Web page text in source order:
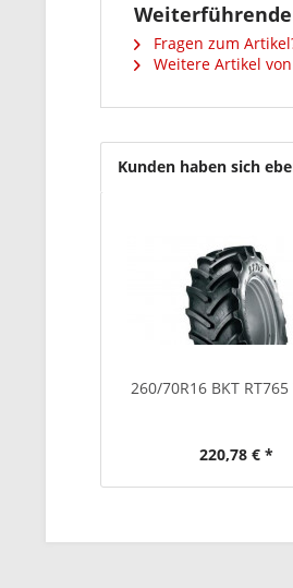
Weiterführende
Fragen zum
Weitere Artikel von
Kunden haben sich
260/70R16 BKT RT765
220,78 € *